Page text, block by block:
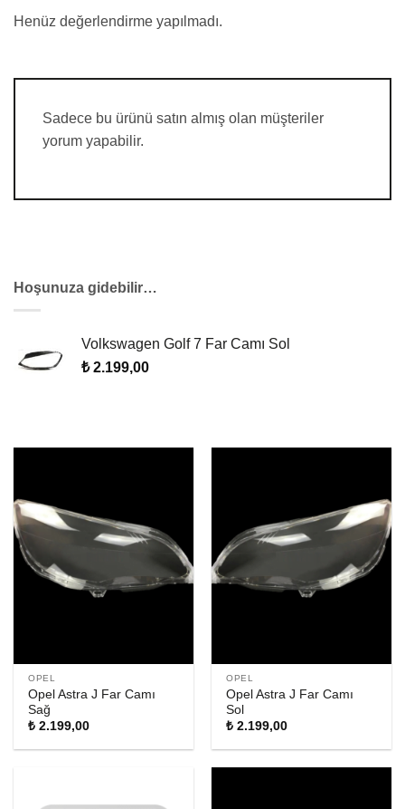
Henüz değerlendirme yapılmadı.
Sadece bu ürünü satın almış olan müşteriler
yorum yapabilir.
Hoşunuza gidebilir…
Volkswagen Golf 7 Far Camı Sol
₺2.199,00
OPEL
Opel Astra J Far Camı
Sağ
₺ 2.199,00
OPEL
Opel Astra J Far Camı
Sol
₺ 2.199,00